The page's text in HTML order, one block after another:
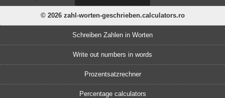
© 2026 zahl-worten-geschrieben.calculators.ro
Schreiben Zahlen in Worten
Write out numbers in words
Prozentsatzrechner
Percentage calculators